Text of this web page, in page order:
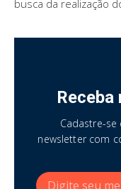
busca da realização
Cadastre-
newsletter com